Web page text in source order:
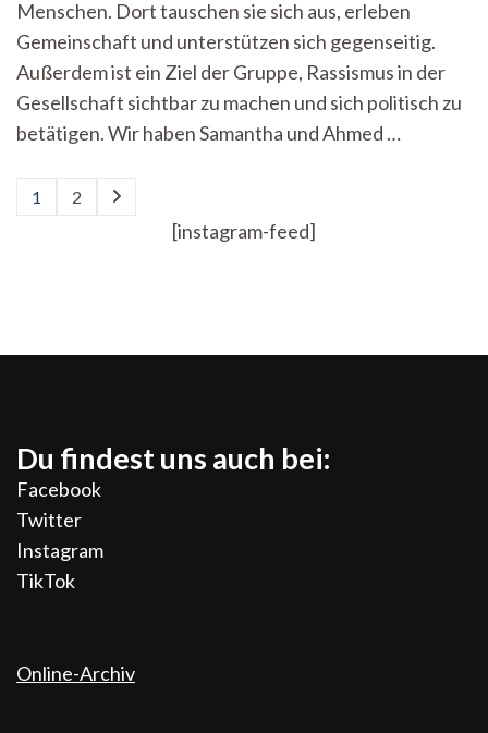
Im
Gespräch
mit
Black
Visions
and
Menschen. Dort tauschen sie sich aus, erleben
Gemeinschaft und unterstützen sich gegenseitig.
Außerdem ist ein Ziel der Gruppe, Rassismus in der
Gesellschaft sichtbar zu machen und sich politisch zu
betätigen. Wir haben Samantha und Ahmed …
Seitennummerierung
Seite
1
Seite
2
[instagram-feed]
Du findest uns auch bei:
Facebook
Twitter
Instagram
TikTok
Online-Archiv